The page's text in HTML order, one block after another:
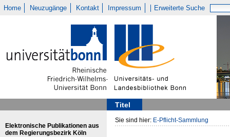
Home Neuzugänge Kontakt Impressum Erweiterte Suche
Titel
Elektronische Publikationen aus
dem Regierungsbezirk Köln
Sie sind hier: E-Pflicht-Sammlung